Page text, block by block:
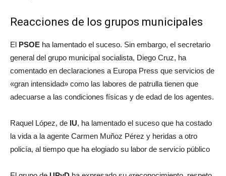
Reacciones de los grupos municipales
El PSOE ha lamentado el suceso. Sin embargo, el secretario
general del grupo municipal socialista, Diego Cruz, ha
comentado en declaraciones a Europa Press que servicios de
«gran intensidad» como las labores de patrulla tienen que
adecuarse a las condiciones físicas y de edad de los agentes.
Raquel López, de IU, ha lamentado el suceso que ha costado
la vida a la agente Carmen Muñoz Pérez y heridas a otro
policía, al tiempo que ha elogiado su labor de servicio público